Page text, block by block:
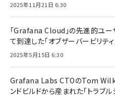
2025年11月21日 6:30
「Grafana Cloud」の先進的ユ
て到達した「オブザーバービリティ
2025年5月15日 6:30
Grafana Labs CTOのTom
ンドビルドから産まれた「トラブ